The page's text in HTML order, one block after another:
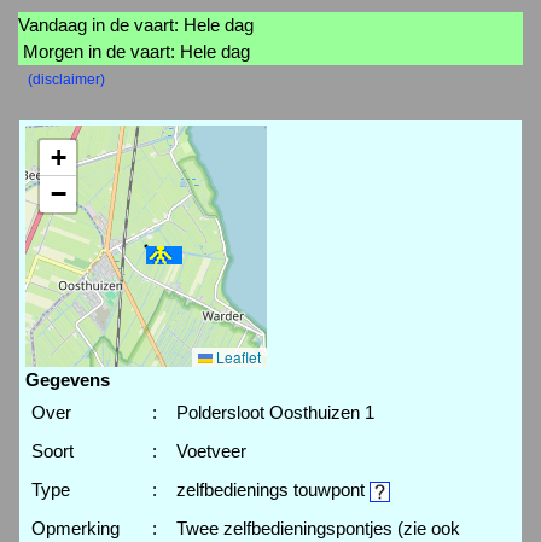
Vandaag in de vaart: Hele dag
Morgen in de vaart: Hele dag
(disclaimer)
+
−
Leaflet
Gegevens
Over
:
Poldersloot Oosthuizen 1
Soort
:
Voetveer
Type
:
zelfbedienings touwpont
Opmerking
:
Twee zelfbedieningspontjes (zie ook